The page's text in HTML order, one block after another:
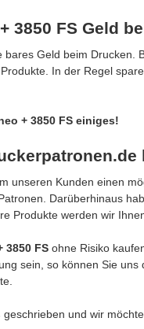
3850 FS Geld
bares Geld beim Drucken.
In der Regel
+ 3850 FS einiges!
unseren Kunden einen
Darüberhinaus
Produkte werden wir
3850 FS ohne Risiko
sein, so können Sie uns
und wir